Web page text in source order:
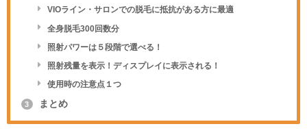
VIOライン・サロンでの脱毛に抵抗がある方に最適
全身脱毛300回数分
照射パワーは５段階で選べる！
照射残量を表示！ディスプレイに表示される！
使用時の注意点１つ
3 まとめ